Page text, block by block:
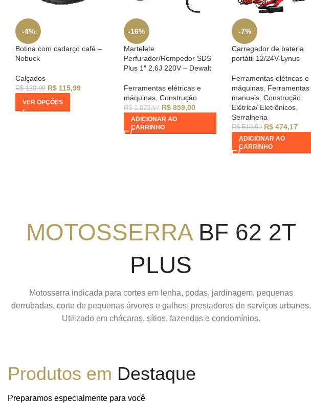
-4%
Botina com cadarço café –
Nobuck
Calçados
R$120,99 R$ 115,99
VER OPÇÕES
-16%
Martelete
Perfurador/Rompedor SDS
Plus 1″ 2,6J 220V – Dewalt
Ferramentas elétricas e
máquinas, Construção
R$1.023,57 R$859,00
ADICIONAR AO
CARRINHO
-7%
Carregador de bateria
portátil 12/24V-Lynus
Ferramentas elétricas e
máquinas Ferramentas
manuais Construção
Elétrica/ Eletrônicos
Serralheria
R$510,99 R$ 474,17
ADICIONAR AO
CARRINHO
MOTOSSERRA BF 62 2T
PLUS
Motosserra indicada para cortes em lenha, podas, jardinagem, pequenas
derrubadas, corte de pequenas árvores e galhos, prestadores de serviços urbanos.
Utilizado em chácaras, sítios, fazendas e condomínios.
Produtos em Destaque
Preparamos especialmente para você